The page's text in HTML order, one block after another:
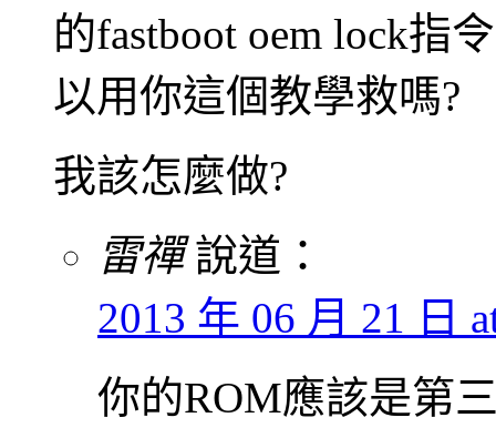
的fastboot oem lock指
以用你這個教學救嗎?
我該怎麼做?
雷禪 說道：
2013 年 06 月 21 日
你的ROM應該是第